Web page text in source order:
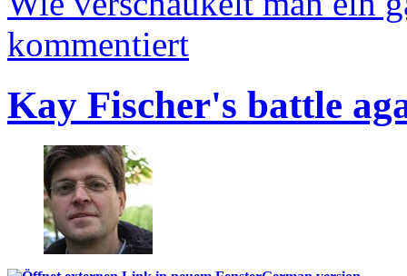
kommentiert
Kay Fischer's battle